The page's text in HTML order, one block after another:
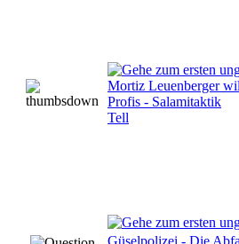
Mortiz Leuenberger
Profis - Salamitaktik
Tell
Güselpolizei - Die